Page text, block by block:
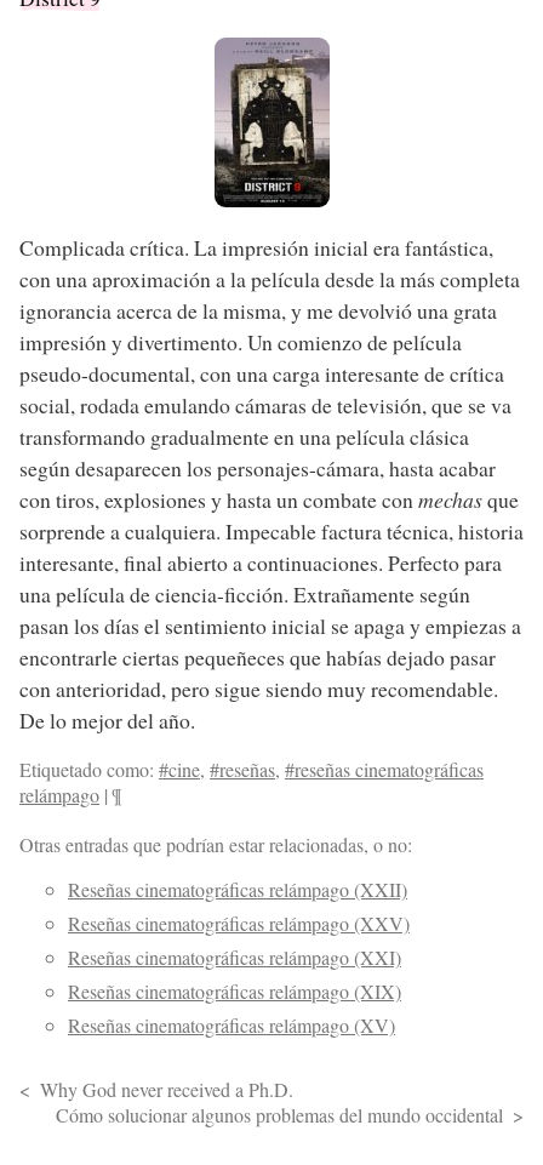
Complicada crítica. La impresión inicial era fantástica,
con una aproximación a la película desde la más completa
ignorancia acerca de la misma, y me devolvió una grata
impresión y divertimento. Un comienzo de película
pseudo-documental, con una carga interesante de crítica
social, rodada emulando cámaras de televisión, que se va
transformando gradualmente en una película clásica
según desaparecen los personajes-cámara, hasta acabar
con tiros, explosiones y hasta un combate con mechasque
sorprende a cualquiera. Impecable factura técnica, historia
interesante, final abierto a continuaciones. Perfecto para
una película de ciencia-ficción. Extrañamente según
pasan los días el sentimiento inicial se apaga y empiezas a
encontrarle ciertas pequeñeces que habías dejado pasar
con anterioridad, pero sigue siendo muy recomendable.
De lo mejor del año.
Etiquetado como: #cine, #reseñas, #reseñas cinematográficas
relámpago |¶
Otras entradas que podrían estar relacionadas, o no:
Reseñas cinematográficas relámpago (XXII)
Reseñas cinematográficas relámpago (XXV)
Reseñas cinematográficas relámpago (XXI)
Reseñas cinematográficas relámpago (XIX)
Reseñas cinematográficas relámpago (XV)
Why God never received a Ph.D.
Cómo solucionar algunos problemas del mundo occidental